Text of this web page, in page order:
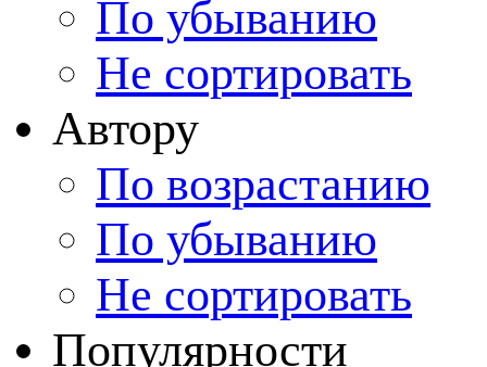
По убыванию
Не сортировать
Автору
По возрастанию
По убыванию
Не сортировать
Популярности